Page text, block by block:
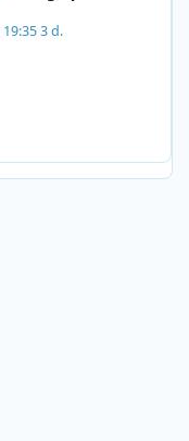
19:353 d.